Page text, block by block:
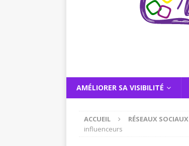
AMÉLIORER SA VISIBILITÉ
ACCUEIL RÉSEAUX SOCIAUX
influenceurs